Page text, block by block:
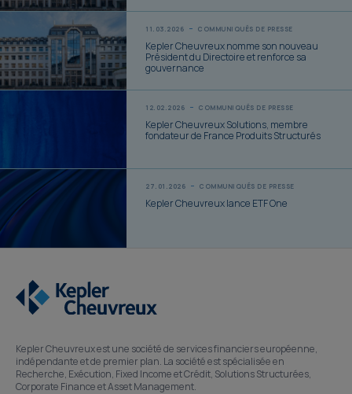
11.03.2026 COMMUNIQUÉS DE PRESSE
Kepler Cheuvreux nomme son nouveau
Président du Directoire et renforce sa
gouvernance
12.02.2026 COMMUNIQUÉS DE PRESSE
Kepler Cheuvreux Solutions, membre
fondateur de France Produits Structurés
27.01.2026 COMMUNIQUÉS DE PRESSE
Kepler Cheuvreux lance ETF One
Kepler Cheuvreux est une société de services financiers européenne,
indépendante et de premier plan. La société est spécialisée en
Recherche, Exécution, Fixed Income et Crédit, Solutions Structurées,
Corporate Finance et Asset Management.